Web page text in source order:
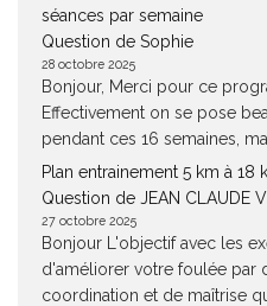
séances par semaine
Question de Sophie
28 octobre 2025
Bonjour, Merci pour ce
Effectivement on se pose
pendant ces 16 semaines,
Plan entrainement 5 km à
Question de JEAN CLAUDE
27 octobre 2025
Bonjour L'objectif avec les
d'améliorer votre foulée par
coordination et de maîtrise